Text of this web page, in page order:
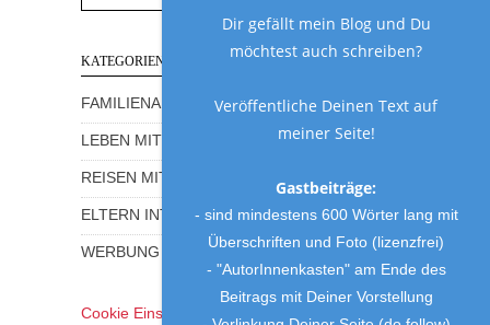
KATEGORIEN
FAMILIENALLTAG MIT HUMOR
LEBEN MIT KINDERN
REISEN MIT KINDERN
ELTERN INTERVIEWS
WERBUNG UND GEWINNSPIELE
Cookie Einstellungen
Dir gefällt mein Blog und Du
möchtest auch schreiben?
Veröffentliche Deinen Text auf
meiner Seite!
Gastbeiträge:
- sind mindestens 600 Wörter lang mit
Überschriften und Foto (lizenzfrei)
- "AutorInnenkasten" am Ende des
Beitrags mit Deiner Vorstellung